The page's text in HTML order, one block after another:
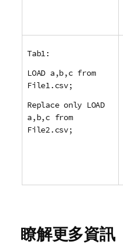
Tab1:
LOAD a,b,c from
File1.csv;
Replace only LOAD
a,b,c from
File2.csv;
瞭解更多資訊